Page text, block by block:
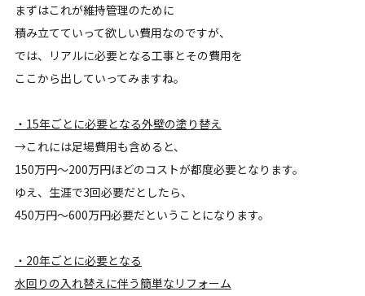
まずはこれが維持管理のために
積み立てていって欲しい費用なのですが、
では、リアルに必要となる工事とその費用を
ここから出していってみますね。
・15年ごとに必要となる外壁の塗り替え
→これには足場費用も含めると、
150万円〜200万円ほどのコストが都度必要となります。
ゆえ、生涯で3回必要だとしたら、
450万円〜600万円必要だということになります。
・20年ごとに必要となる
水回りの入れ替えに伴う簡単なリフォーム